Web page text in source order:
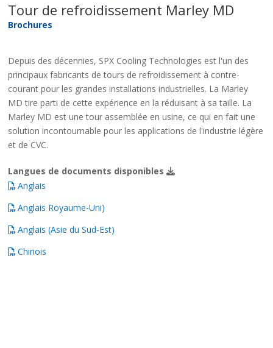
Tour de refroidissement Marley MD
Brochures
Depuis des décennies, SPX Cooling Technologies est l'un des
principaux fabricants de tours de refroidissement à contre-
courant pour les grandes installations industrielles. La Marley
MD tire parti de cette expérience en la réduisant à sa taille. La
Marley MD est une tour assemblée en usine, ce qui en fait une
solution incontournable pour les applications de l'industrie légère
et de CVC.
Langues de documents disponibles
Anglais
Anglais Royaume-Uni)
Anglais (Asie du Sud-Est)
Chinois